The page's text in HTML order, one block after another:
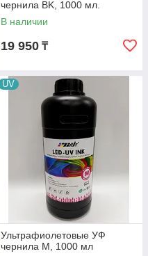
чернила BK, 1000 мл.
В наличии
19 950 ₸
UV
Ультрафиолетовые УФ
чернила M, 1000 мл